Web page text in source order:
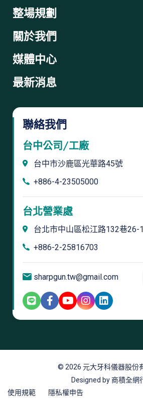
整場規劃
關於我們
媒體中心
最新消息
聯絡我們
台中公司/工廠
台中市沙鹿區光華路45號
+886-4-23505000
台北營業處
台北市中山區松江路132巷26-
+886-2-25816703
sharpgun.tw@gmail.com
© 2026 元大牙科儀器股份
Designed by 商積全網
使用規範
隱私權申告